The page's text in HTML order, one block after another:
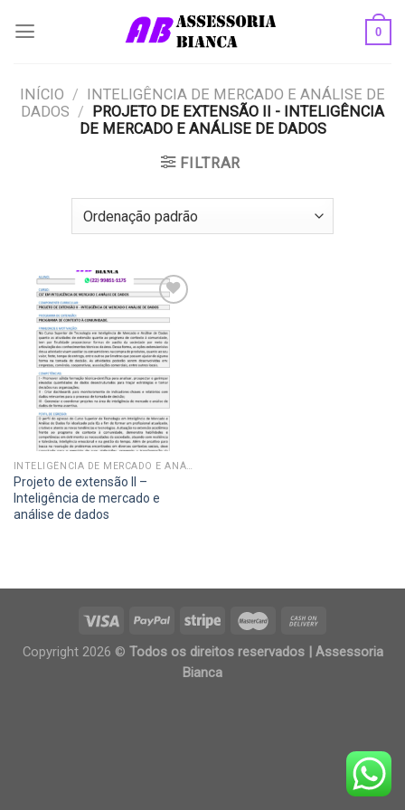
0
INÍCIO / INTELIGÊNCIA DE MERCADO E ANÁLISE DE
DADOS / PROJETO DE EXTENSÃO II - INTELIGÊNCIA
DE MERCADO E ANÁLISE DE DADOS
FILTRAR
Add to
wishlist
Projeto de extensão II –
Inteligência de mercado e
análise de dados
Copyright 2026 © Todos os direitos reservados | Assessoria
Bianca